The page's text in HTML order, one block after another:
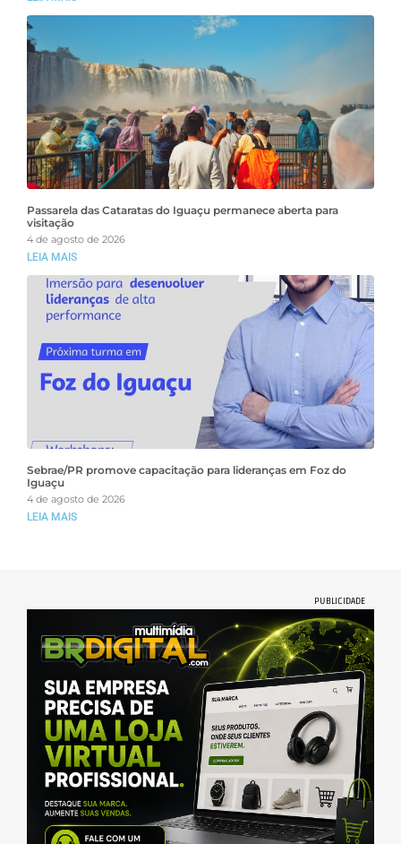
Passarela das Cataratas do Iguaçu permanece aberta para
visitação
4 de agosto de 2026
LEIA MAIS
Sebrae/PR promove capacitação para lideranças em Foz do
Iguaçu
4 de agosto de 2026
LEIA MAIS
PUBLICIDADE